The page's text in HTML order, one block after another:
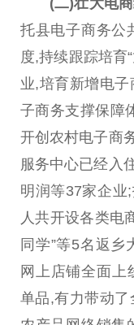
托县电子商务公
度,持续跟踪培育
业,培育新增电
子商务支撑保障
开创农村电子商
服务中心已经入
明润等37家企业
人共开设各类电
同学”等5名返
网上店铺全面上
单品,有力带动